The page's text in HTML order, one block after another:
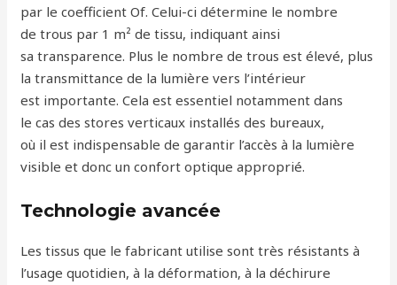
par le coefficient Of. Celui-ci détermine le nombre
de trous par 1 m² de tissu, indiquant ainsi
sa transparence. Plus le nombre de trous est élevé, plus
la transmittance de la lumière vers l’intérieur
est importante. Cela est essentiel notamment dans
le cas des stores verticaux installés des bureaux,
où il est indispensable de garantir l’accès à la lumière
visible et donc un confort optique approprié.
Technologie avancée
Les tissus que le fabricant utilise sont très résistants à
l’usage quotidien, à la déformation, à la déchirure